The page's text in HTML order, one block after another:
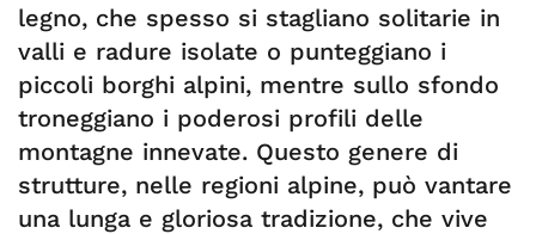
legno, che spesso si stagliano solitarie in
valli e radure isolate o punteggiano i
piccoli borghi alpini, mentre sullo sfondo
troneggiano i poderosi profili delle
montagne innevate. Questo genere di
strutture, nelle regioni alpine, può vantare
una lunga e gloriosa tradizione, che vive